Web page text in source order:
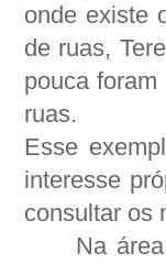
onde existe
de ruas,
pouca
ruas.
Esse
interesse
consultar os
Na